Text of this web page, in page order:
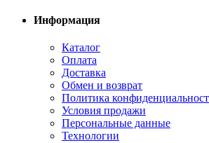
Информация
Каталог
Оплата
Доставка
Обмен и возврат
Политика
Условия продажи
Персональные данные
Технологии